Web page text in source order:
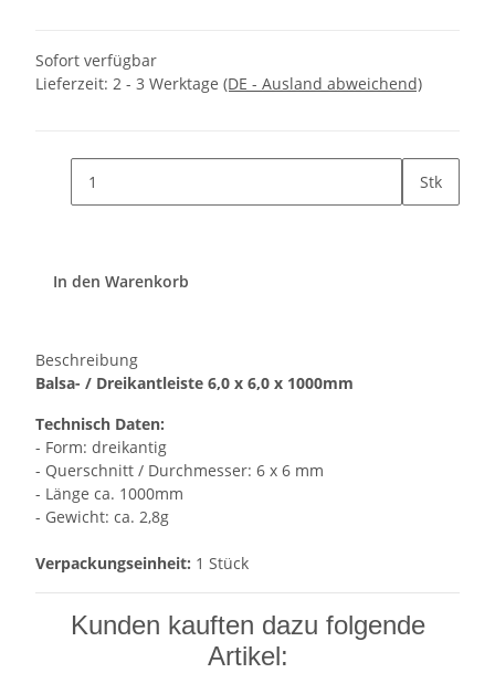
Sofort verfügbar
Lieferzeit: 2 - 3 Werktage (DE - Ausland abweichend)
Stk
In den Warenkorb
Beschreibung
Balsa- / Dreikantleiste 6,0 x 6,0 x 1000mm
Technisch Daten:
- Form: dreikantig
- Querschnitt / Durchmesser: 6 x 6 mm
- Länge ca. 1000mm
- Gewicht: ca. 2,8g
Verpackungseinheit: 1 Stück
Kunden kauften dazu folgende
Artikel: